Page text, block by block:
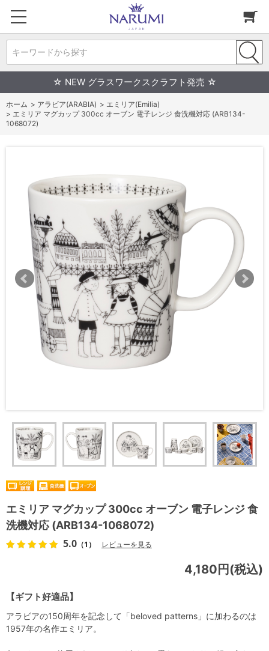
キーワードから探す
☆ NEW グラスワークスクラフト発売 ☆
ホーム > アラビア(ARABIA) > エミリア(Emilia)
> エミリア マグカップ 300cc オーブン 電子レンジ 食洗機対応 (ARB134-
1068072)
エミリア マグカップ 300cc オーブン 電子レンジ 食
洗機対応 (ARB134-1068072)
5.0 （1） レビューを見る
【ギフト好適品】
4,180円(税込)
アラビアの150周年を記念して「beloved patterns」に加わるのは
1957年の名作エミリア。